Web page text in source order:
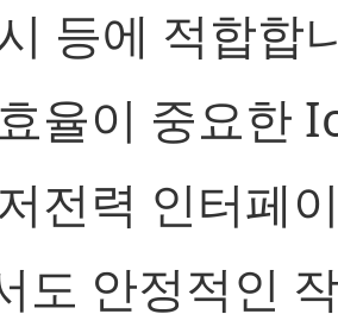
등에 적합합
율이 중요한
전력 인터페
도 안정적인